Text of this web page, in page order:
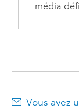
média
Vous avez